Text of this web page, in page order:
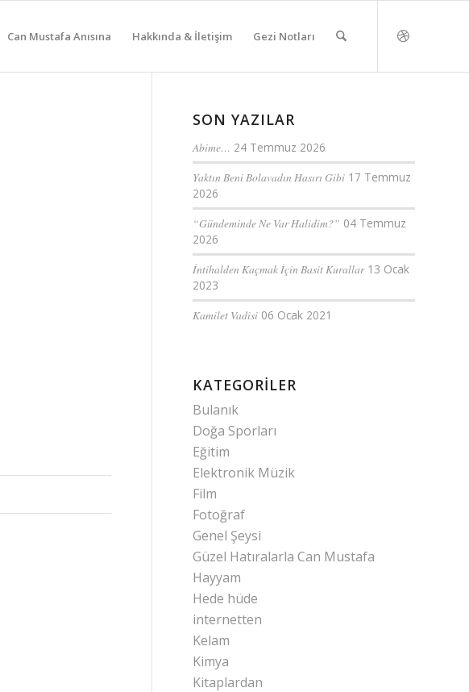
Can Mustafa Anısına Hakkında & İletişim Gezi Notları
SON YAZILAR
Abime… 24 Temmuz 2026
Yaktın Beni Bolavadın Hasırı Gibi 17 Temmuz
2026
“Gündeminde Ne Var Halidim?” 04 Temmuz
2026
İntihalden Kaçmak İçin Basit Kurallar 13 Ocak
2023
Kamilet Vadisi 06 Ocak 2021
KATEGORILER
Bulanık
Doğa Sporları
Eğitim
Elektronik Müzik
Film
Fotoğraf
Genel Şeysi
Güzel Hatıralarla Can Mustafa
Hayyam
Hede hüde
internetten
Kelam
Kimya
Kitaplardan